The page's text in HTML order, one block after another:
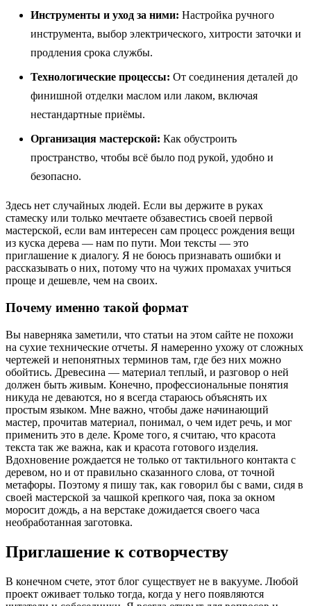
Инструменты и уход за ними: Настройка ручного
инструмента, выбор электрического, хитрости заточки и
продления срока службы.
Технологические процессы: От соединения деталей до
финишной отделки маслом или лаком, включая
нестандартные приёмы.
Организация мастерской: Как обустроить
пространство, чтобы всё было под рукой, удобно и
безопасно.
Здесь нет случайных людей. Если вы держите в руках
стамеску или только мечтаете обзавестись своей первой
мастерской, если вам интересен сам процесс рождения вещи
из куска дерева — нам по пути. Мои тексты — это
приглашение к диалогу. Я не боюсь признавать ошибки и
рассказывать о них, потому что на чужих промахах учиться
проще и дешевле, чем на своих.
Почему именно такой формат
Вы наверняка заметили, что статьи на этом сайте не похожи
на сухие технические отчеты. Я намеренно ухожу от сложных
чертежей и непонятных терминов там, где без них можно
обойтись. Древесина — материал теплый, и разговор о ней
должен быть живым. Конечно, профессиональные понятия
никуда не деваются, но я всегда стараюсь объяснять их
простым языком. Мне важно, чтобы даже начинающий
мастер, прочитав материал, понимал, о чем идет речь, и мог
применить это в деле. Кроме того, я считаю, что красота
текста так же важна, как и красота готового изделия.
Вдохновение рождается не только от тактильного контакта с
деревом, но и от правильно сказанного слова, от точной
метафоры. Поэтому я пишу так, как говорил бы с вами, сидя в
своей мастерской за чашкой крепкого чая, пока за окном
моросит дождь, а на верстаке дожидается своего часа
необработанная заготовка.
Приглашение к сотворчеству
В конечном счете, этот блог существует не в вакууме. Любой
проект оживает только тогда, когда у него появляются